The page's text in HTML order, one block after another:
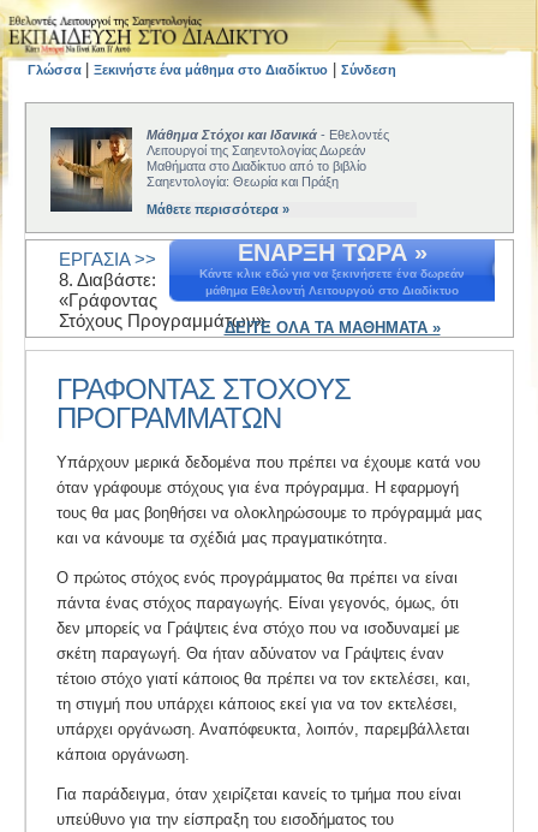
Γλώσσα Ξεκινήστε ένα μάθημα στο Διαδίκτυο Σύνδεση
Μάθημα Στόχοι και Ιδανικά - Εθελοντές
Λειτουργοί της Σαηεντολογίας Δωρεάν
Μαθήματα στο Διαδίκτυο από το βιβλίο
Σαηεντολογία: Θεωρία και Πράξη
Μάθετε περισσότερα »
ΕΝΑΡΞΗ ΤΩΡΑ »
Κάντε κλικ εδώ για να ξεκινήσετε ένα δωρεάν
μάθημα Εθελοντή Λειτουργού στο Διαδίκτυο
ΔΕΙΤΕ ΟΛΑ ΤΑ ΜΑΘΗΜΑΤΑ »
ΕΡΓΑΣΙΑ >>
8. Διαβάστε:
«Γράφοντας
Στόχους Προγραμμάτων».
ΓΡΑΦΟΝΤΑΣ ΣΤΟΧΟΥΣ
ΠΡΟΓΡΑΜΜΑΤΩΝ
Υπάρχουν μερικά δεδομένα που πρέπει να έχουμε κατά νου
όταν γράφουμε στόχους για ένα πρόγραμμα. Η εφαρμογή
τους θα μας βοηθήσει να ολοκληρώσουμε το πρόγραμμά μας
και να κάνουμε τα σχέδιά μας πραγματικότητα.
Ο πρώτος στόχος ενός προγράμματος θα πρέπει να είναι
πάντα ένας στόχος παραγωγής. Είναι γεγονός, όμως, ότι
δεν μπορείς να Γράψτεις ένα στόχο που να ισοδυναμεί με
σκέτη παραγωγή. Θα ήταν αδύνατον να Γράψτεις έναν
τέτοιο στόχο γιατί κάποιος θα πρέπει να τον εκτελέσει, και,
τη στιγμή που υπάρχει κάποιος εκεί για να τον εκτελέσει,
υπάρχει οργάνωση. Αναπόφευκτα, λοιπόν, παρεμβάλλεται
κάποια οργάνωση.
Για παράδειγμα, όταν χειρίζεται κανείς το τμήμα που είναι
υπεύθυνο για την είσπραξη του εισοδήματος του